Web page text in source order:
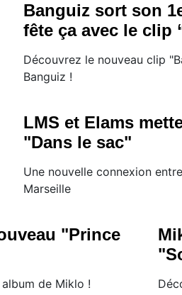
Banguiz sort son
fête ça avec le clip
Découvrez le nouveau clip
Banguiz !
LMS et Elams
"Dans le sac"
Une nouvelle connexion
Marseille
"Prince
de Miklo !